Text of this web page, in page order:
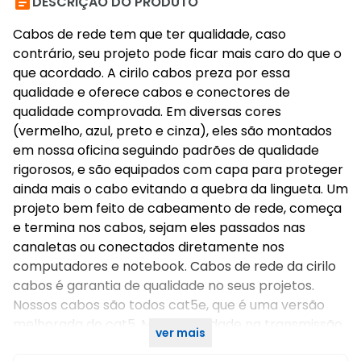
Cabos de rede tem que ter qualidade, caso
contrário, seu projeto pode ficar mais caro do que o
que acordado. A cirilo cabos preza por essa
qualidade e oferece cabos e conectores de
qualidade comprovada. Em diversas cores
(vermelho, azul, preto e cinza), eles são montados
em nossa oficina seguindo padrões de qualidade
rigorosos, e são equipados com capa para proteger
ainda mais o cabo evitando a quebra da lingueta. Um
projeto bem feito de cabeamento de rede, começa
e termina nos cabos, sejam eles passados nas
canaletas ou conectados diretamente nos
computadores e notebook. Cabos de rede da cirilo
cabos é garantia de qualidade no seus projetos.
Nossos cabos são todos cat5e, que é uma versão
melhorada do cat5. Mais velocidade na transmissão
ver mais